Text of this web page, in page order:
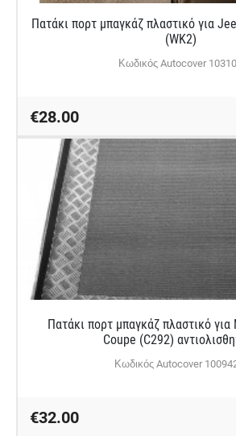
Πατάκι πορτ μπαγκάζ πλαστικό για
(WK2)
Κωδικός Autocover
€28.00
Πατάκι πορτ μπαγκάζ πλαστικό για
Coupe (C292)
Κωδικός Autocover
€32.00